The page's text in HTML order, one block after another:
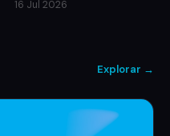
16 Jul 2026
Explorar →